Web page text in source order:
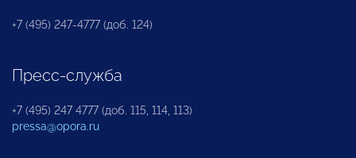
+7 (495) 247-4777 (доб. 124)
Пресс-служба
+7 (495) 247 4777 (доб. 115, 114, 113)
pressa@opora.ru